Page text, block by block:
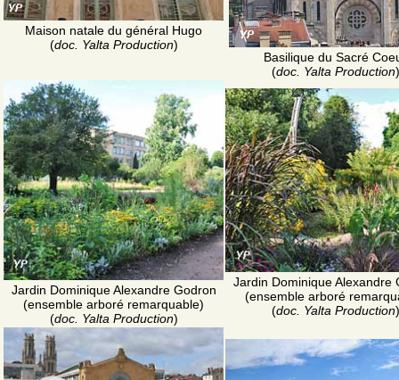
Maison natale du général Hugo
(doc. Yalta Production)
Basilique du Sacré
(doc. Yalta Production)
Jardin Dominique Alexandre Godron
(ensemble arboré remarquable)
(doc. Yalta Production)
Jardin Dominique Alexandre
(ensemble arboré
(doc. Yalta Production)